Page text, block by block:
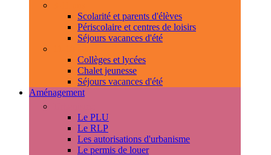
Scolarité et parents d'élèves
Périscolaire et centres de loisirs
Séjours vacances d'été
Collèges et lycées
Chalet jeunesse
Séjours vacances d'été
Aménagement
Le PLU
Le RLP
Les autorisations d'urbanisme
Le permis de louer